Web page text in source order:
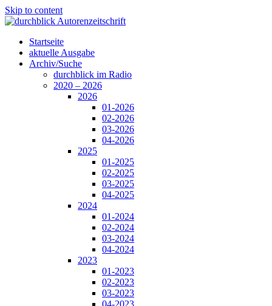
Skip to content
Startseite
aktuelle Ausgabe
Archiv/Suche
durchblick im Radio
2020 – 2026
2026
01-2026
02-2026
03-2026
04-2026
2025
01-2025
02-2025
03-2025
04-2025
2024
01-2024
02-2024
03-2024
04-2024
2023
01-2023
02-2023
03-2023
04-2023